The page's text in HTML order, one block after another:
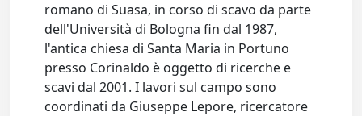
romano di Suasa, in corso di scavo da parte
dell'Università di Bologna fin dal 1987,
l'antica chiesa di Santa Maria in Portuno
presso Corinaldo è oggetto di ricerche e
scavi dal 2001. I lavori sul campo sono
coordinati da Giuseppe Lepore, ricercatore